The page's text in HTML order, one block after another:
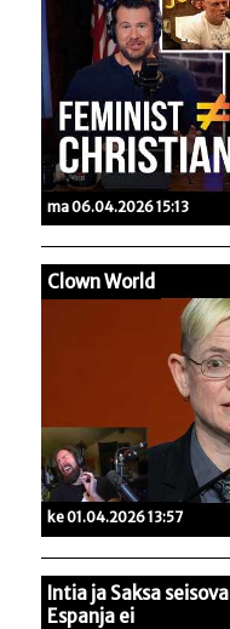
ma 06.04.2026 15:13
Clown World
ke 01.04.2026 13:57
Intia ja Saksa
Espanja ei